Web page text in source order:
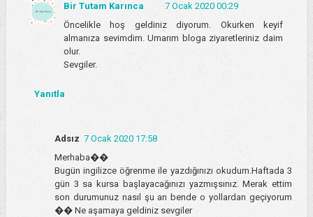
Bir Tutam Karınca
7 Ocak 2020 00:29
Öncelikle hoş geldiniz diyorum. Okurken keyif
almanıza sevimdim. Umarım bloga ziyaretleriniz daim
olur.
Sevgiler.
Yanıtla
Adsız 7 Ocak 2020 17:58
Merhaba��
Bugün ingilizce öğrenme ile yazdığınızı okudum.Haftada 3
gün 3 sa kursa başlayacağınızı yazmışsınız. Merak ettim
son durumunuz nasıl şu an bende o yollardan geçiyorum
�� Ne aşamaya geldiniz sevgiler